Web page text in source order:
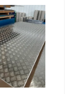
de rodadura
camión